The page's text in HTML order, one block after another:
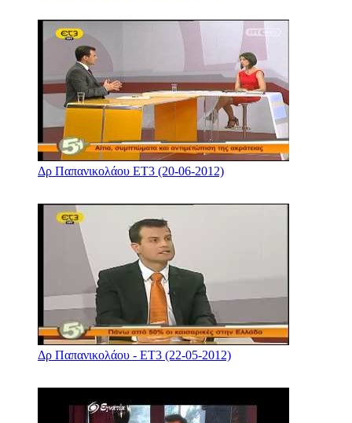
Δρ Παπανικολάου ΕΤ3 (20-06-2012)
Δρ Παπανικολάου - ΕΤ3 (22-05-2012)